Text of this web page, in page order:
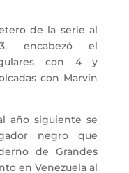
de la serie al
encabezó el
con 4 y
con Marvin
siguiente se
negro que
de Grandes
en Venezuela al